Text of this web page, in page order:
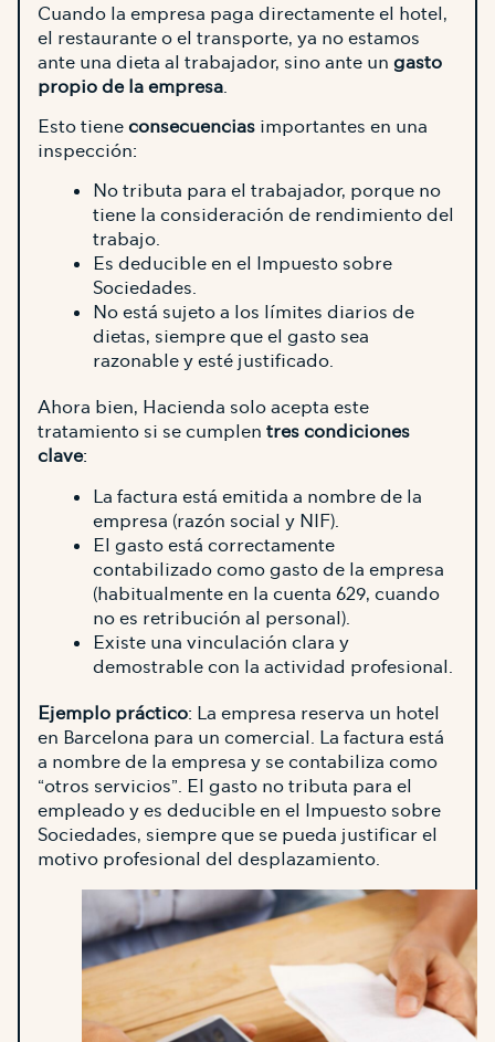
Cuando la empresa paga directamente el hotel,
el restaurante o el transporte, ya no estamos
ante una dieta al trabajador, sino ante un gasto
propio de la empresa.
Esto tieneconsecuencias importantes en una
inspección:
No tributa para el trabajador, porque no
tiene la consideración de rendimiento del
trabajo.
Es deducible en el Impuesto sobre
Sociedades.
No está sujeto a los límites diarios de
dietas, siempre que el gasto sea
razonable y esté justificado.
Ahora bien, Hacienda solo acepta este
tratamiento si se cumplen tres condiciones
clave:
La factura está emitida a nombre de la
empresa (razón social y NIF).
El gasto está correctamente
contabilizado como gasto de la empresa
(habitualmente en la cuenta 629, cuando
no es retribución al personal).
Existe una vinculación clara y
demostrable con la actividad profesional.
Ejemplo práctico: La empresa reserva un hotel
en Barcelona para un comercial. La factura está
a nombre de la empresa y se contabiliza como
“otros servicios”. El gasto no tributa para el
empleado y es deducible en el Impuesto sobre
Sociedades, siempre que se pueda justificar el
motivo profesional del desplazamiento.